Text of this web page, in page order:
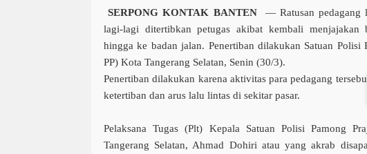
SERPONG KONTAK BANTEN
— Ratusan pedagang
lagi-lagi ditertibkan petugas akibat kembali menjajakan
hingga ke badan jalan. Penertiban dilakukan Satuan Polisi
PP) Kota Tangerang Selatan, Senin (30/3).
Penertiban dilakukan karena aktivitas para pedagang
ketertiban dan arus lalu lintas di sekitar pasar.
Pelaksana Tugas (Plt) Kepala Satuan Polisi Pamong
Tangerang Selatan, Ahmad Dohiri atau yang akrab